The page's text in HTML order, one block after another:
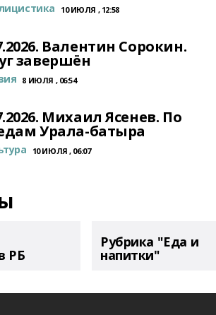
10 ИЮЛЯ , 12:58
Валентин Сорокин.
завершён
8 ИЮЛЯ , 06:54
Михаил Ясенев. По
Урала-батыра
10 ИЮЛЯ , 06:07
РБ
Рубрика "Еда и
напитки"